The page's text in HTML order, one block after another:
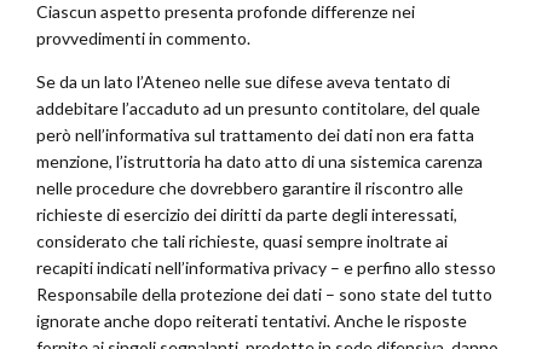
Ciascun aspetto presenta profonde differenze nei
provvedimenti in commento.
Se da un lato l’Ateneo nelle sue difese aveva tentato di
addebitare l’accaduto ad un presunto contitolare, del quale
però nell’informativa sul trattamento dei dati non era fatta
menzione, l’istruttoria ha dato atto di una sistemica carenza
nelle procedure che dovrebbero garantire il riscontro alle
richieste di esercizio dei diritti da parte degli interessati,
considerato che tali richieste, quasi sempre inoltrate ai
recapiti indicati nell’informativa privacy – e perfino allo stesso
Responsabile della protezione dei dati – sono state del tutto
ignorate anche dopo reiterati tentativi. Anche le risposte